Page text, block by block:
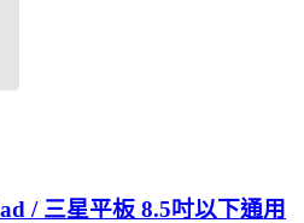
/ 三星平板 8.5吋以下通用